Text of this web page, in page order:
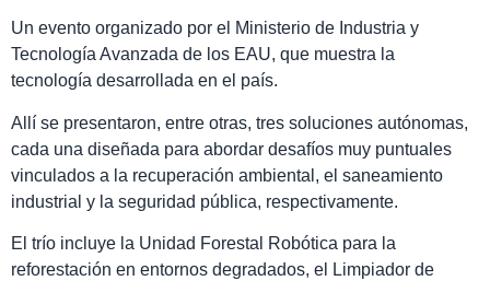
Un evento organizado por el Ministerio de Industria y
Tecnología Avanzada de los EAU, que muestra la
tecnología desarrollada en el país.
Allí se presentaron, entre otras, tres soluciones autónomas,
cada una diseñada para abordar desafíos muy puntuales
vinculados a la recuperación ambiental, el saneamiento
industrial y la seguridad pública, respectivamente.
El trío incluye la Unidad Forestal Robótica para la
reforestación en entornos degradados, el Limpiador de